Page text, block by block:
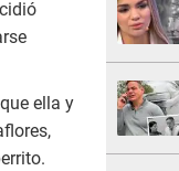
ella y